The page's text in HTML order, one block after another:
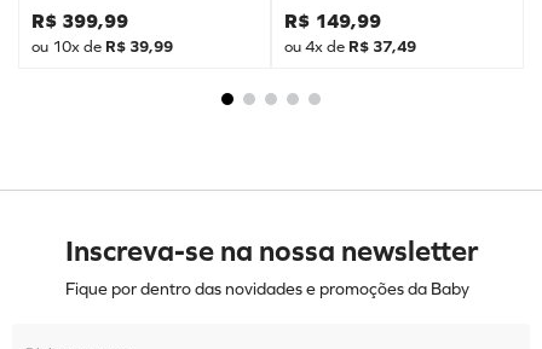
R$ 399,99
ou 10x de R$ 39,99
R$ 149,99
ou4x de R$ 37,49
Inscreva-se na nossa newsletter
Fique por dentro das novidades e promoções da Baby